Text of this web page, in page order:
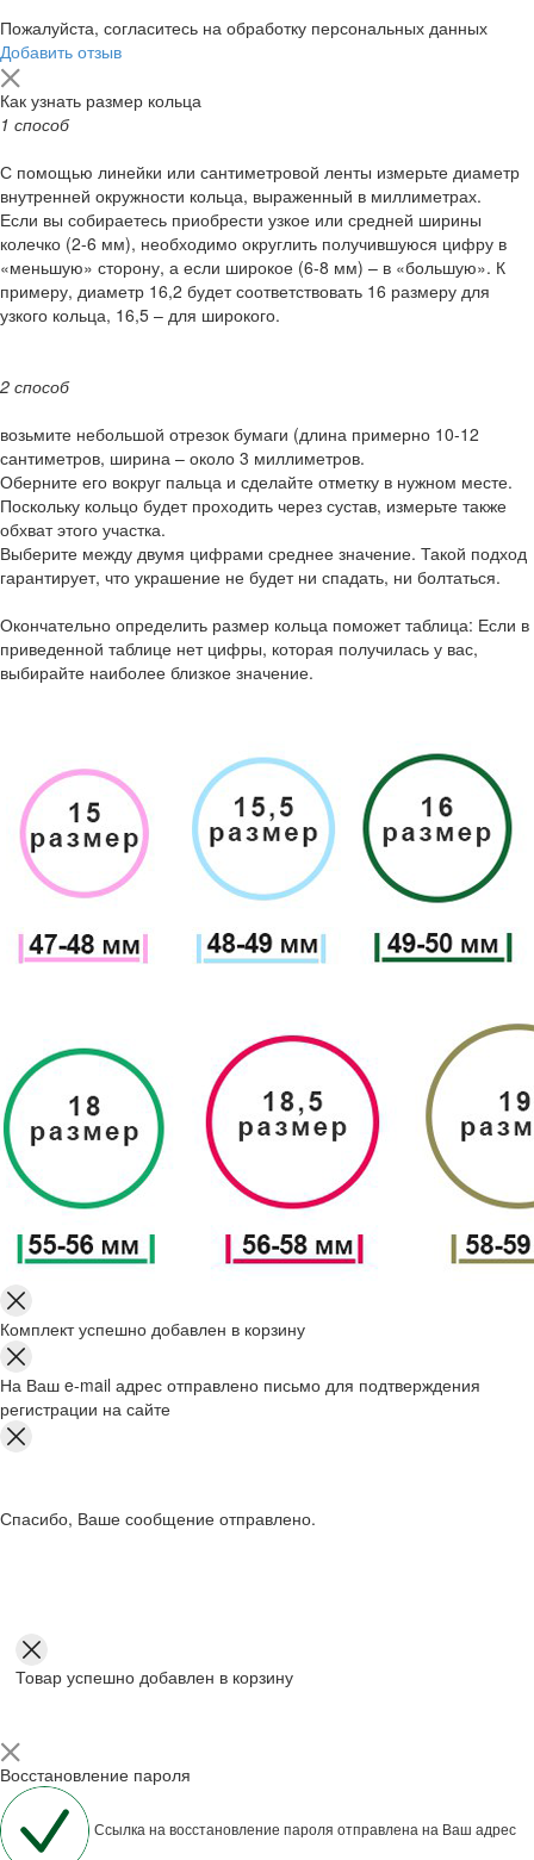
Пожалуйста, согласитесь на обработку персональных данных
Добавить отзыв
Как узнать размер кольца
1 способ
С помощью линейки или сантиметровой ленты измерьте диаметр
внутренней окружности кольца, выраженный в миллиметрах.
Если вы собираетесь приобрести узкое или средней ширины
колечко (2-6 мм), необходимо округлить получившуюся цифру в
«меньшую» сторону, а если широкое (6-8 мм) – в «большую». К
примеру, диаметр 16,2 будет соответствовать 16 размеру для
узкого кольца, 16,5 – для широкого.
2 способ
возьмите небольшой отрезок бумаги (длина примерно 10-12
сантиметров, ширина – около 3 миллиметров.
Оберните его вокруг пальца и сделайте отметку в нужном месте.
Поскольку кольцо будет проходить через сустав, измерьте также
обхват этого участка.
Выберите между двумя цифрами среднее значение. Такой подход
гарантирует, что украшение не будет ни спадать, ни болтаться.
Окончательно определить размер кольца поможет таблица: Если в
приведенной таблице нет цифры, которая получилась у вас,
выбирайте наиболее близкое значение.
Комплект успешно добавлен в корзину
На Ваш e-mail адрес отправлено письмо для подтверждения
регистрации на сайте
Спасибо, Ваше сообщение отправлено.
Товар успешно добавлен в корзину
Восстановление пароля
Ссылка на восстановление пароля отправлена на Ваш адрес